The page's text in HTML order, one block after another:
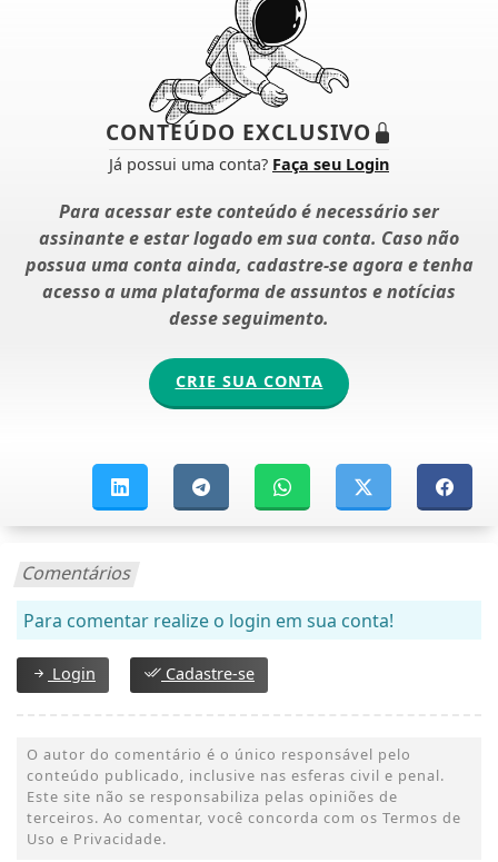
CONTEÚDO EXCLUSIVO
Já possui uma conta? Faça seu Login
Para acessar este conteúdo é necessário ser
assinante e estar logado em sua conta. Caso não
possua uma conta ainda, cadastre-se agora e tenha
acesso a uma plataforma de assuntos e notícias
desse seguimento.
CRIE SUA CONTA
Comentários
Para comentar realize o login em sua conta!
Login Cadastre-se
O autor do comentário é o único responsável pelo
conteúdo publicado, inclusive nas esferas civil e penal.
Este site não se responsabiliza pelas opiniões de
terceiros. Ao comentar, você concorda com os Termos de
Uso e Privacidade.